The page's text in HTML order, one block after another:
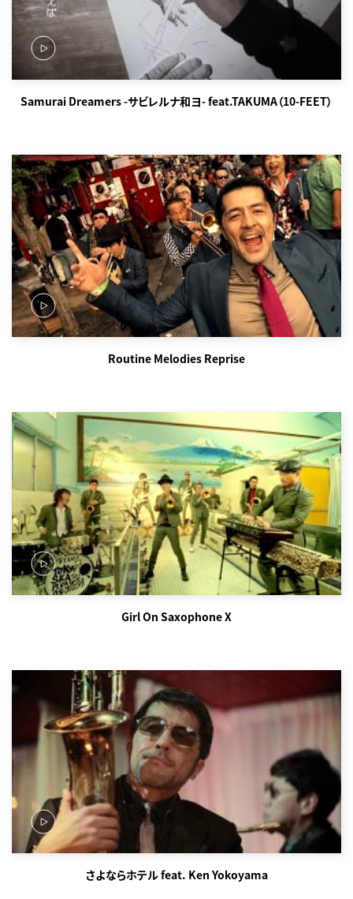
Samurai Dreamers -サビレルナ和ヨ- feat.TAKUMA（10-FEET）
Routine Melodies Reprise
Girl On Saxophone X
さよならホテル feat. Ken Yokoyama